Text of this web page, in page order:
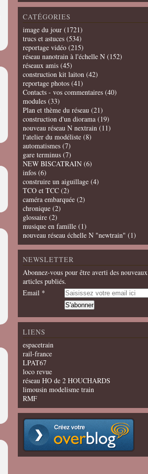
CATÉGORIES
image du jour (1721)
trucs et astuces (534)
reportage vidéo (215)
réseau nanotrain à l'échelle N (152)
réseaux amis (45)
construction kit laiton (42)
reportage photos (41)
Contacts - vos commentaires (40)
modules (33)
Plan et thème du réseau (21)
construction d'un diorama (19)
nouveau réseau N nextrain (11)
l'atelier du modéliste (8)
automatismes (7)
gare terminus (7)
NEW BISCATRAIN (6)
infos (6)
construire un aiguillage (4)
TCO et TCC (2)
caméra embarquée (2)
chronique (2)
glossaire (2)
musique en famille (1)
nouveau réseau échelle N "newtrain" (1)
NEWSLETTER
Abonnez-vous pour être averti des nouveaux
articles publiés.
Email
LIENS
espacetrain
rail-france
LPAT67
loco revue
réseau HO de 2 HOUCHARDS
limousin modelisme train
RMF